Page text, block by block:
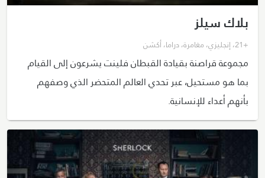
بلاك سيلز
+21 ،إنجليزي،مغامرة،دراما،أكشن
مجموعة قراصنة بقيادة القبطان فلينت يشرعون إلى القيام
بما هو مستحيل، عبر تحدي العالم المتحضر الذي وصفهم
بأنهم أعداء للإنسانية.